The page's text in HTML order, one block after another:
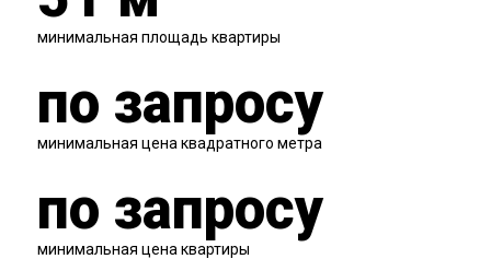
минимальная площадь квартиры
по запросу
минимальная цена квадратного метра
по запросу
минимальная цена квартиры